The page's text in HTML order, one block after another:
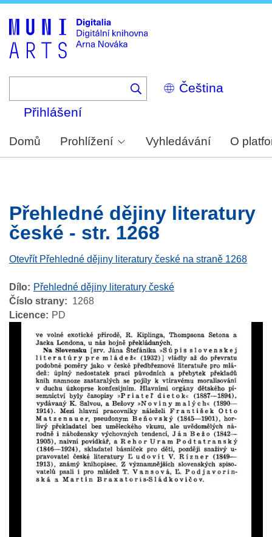
Select
your
Přihlášení
Domů Prohlížení Vyhledávání O
Přehledné dějiny literatury
české - str. 1268
Otevřít Přehledné dějiny literatury české na straně 1268
Dílo
Přehledné dějiny literatury české
Číslo strany
1268
Licence
PD